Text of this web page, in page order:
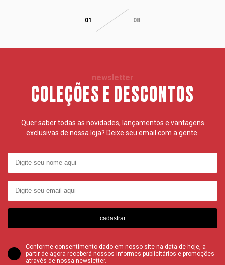
01 08
newsletter
COLEÇÕES E DESCONTOS
Quer saber todas as novidades, lançamentos e vantagens
exclusivas de nossa loja? Deixe seu email com a gente.
cadastrar
Conforme consentimento dado em nosso site na data de hoje, a
partir de agora receberá nossos informes publicitários e promoções
através de nossa newsletter.